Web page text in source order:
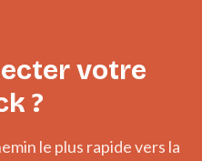
votre
?
le plus rapide vers la